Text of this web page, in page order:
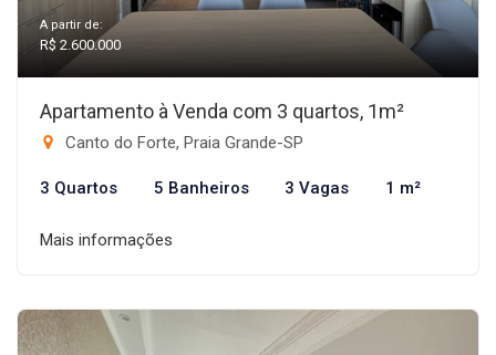
A partir de:
R$ 2.600.000
Apartamento à Venda com 3 quartos, 1m²
Canto do Forte, Praia Grande-SP
3 Quartos 5 Banheiros 3 Vagas 1 m²
Mais informações